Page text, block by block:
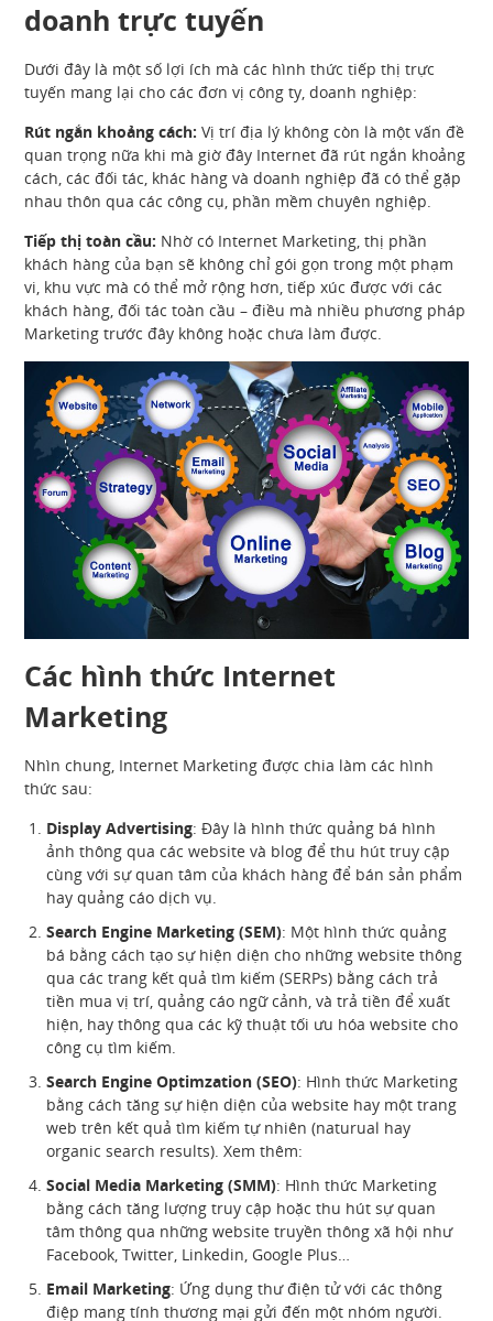
doanh trực tuyến
Dưới đây là một số lợi ích mà các hình thức tiếp thị trực
tuyến mang lại cho các đơn vị công ty, doanh nghiệp:
Rút ngắn khoảng cách: Vị trí địa lý không còn là một vấn đề
quan trọng nữa khi mà giờ đây Internet đã rút ngắn khoảng
cách, các đối tác, khác hàng và doanh nghiệp đã có thể gặp
nhau thôn qua các công cụ, phần mềm chuyên nghiệp.
Tiếp thị toàn cầu: Nhờ có Internet Marketing, thị phần
khách hàng của bạn sẽ không chỉ gói gọn trong một phạm
vi, khu vực mà có thể mở rộng hơn, tiếp xúc được với các
khách hàng, đối tác toàn cầu – điều mà nhiều phương pháp
Marketing trước đây không hoặc chưa làm được.
Các hình thức Internet
Marketing
Nhìn chung, Internet Marketing được chia làm các hình
thức sau:
Display Advertising: Đây là hình thức quảng bá hình
ảnh thông qua các website và blog để thu hút truy cập
cùng với sự quan tâm của khách hàng để bán sản phẩm
hay quảng cáo dịch vụ.
Search Engine Marketing (SEM): Một hình thức quảng
bá bằng cách tạo sự hiện diện cho những website thông
qua các trang kết quả tìm kiếm (SERPs) bằng cách trả
tiền mua vị trí, quảng cáo ngữ cảnh, và trả tiền để xuất
hiện, hay thông qua các kỹ thuật tối ưu hóa website cho
công cụ tìm kiếm.
Search Engine Optimzation (SEO): Hình thức Marketing
bằng cách tăng sự hiện diện của website hay một trang
web trên kết quả tìm kiếm tự nhiên (naturual hay
organic search results). Xem thêm:
Social Media Marketing (SMM): Hình thức Marketing
bằng cách tăng lượng truy cập hoặc thu hút sự quan
tâm thông qua những website truyền thông xã hội như
Facebook, Twitter, Linkedin, Google Plus…
Email Marketing: Ứng dụng thư điện tử với các thông
điệp mang tính thương mại gửi đến một nhóm người.